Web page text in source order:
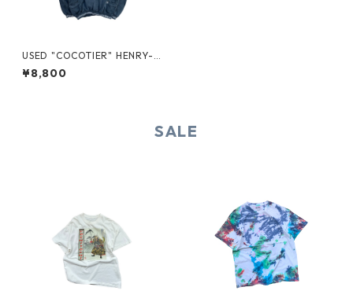
USED "COCOTIER" HENRY-N
ECK SWEAT
¥8,800
SALE